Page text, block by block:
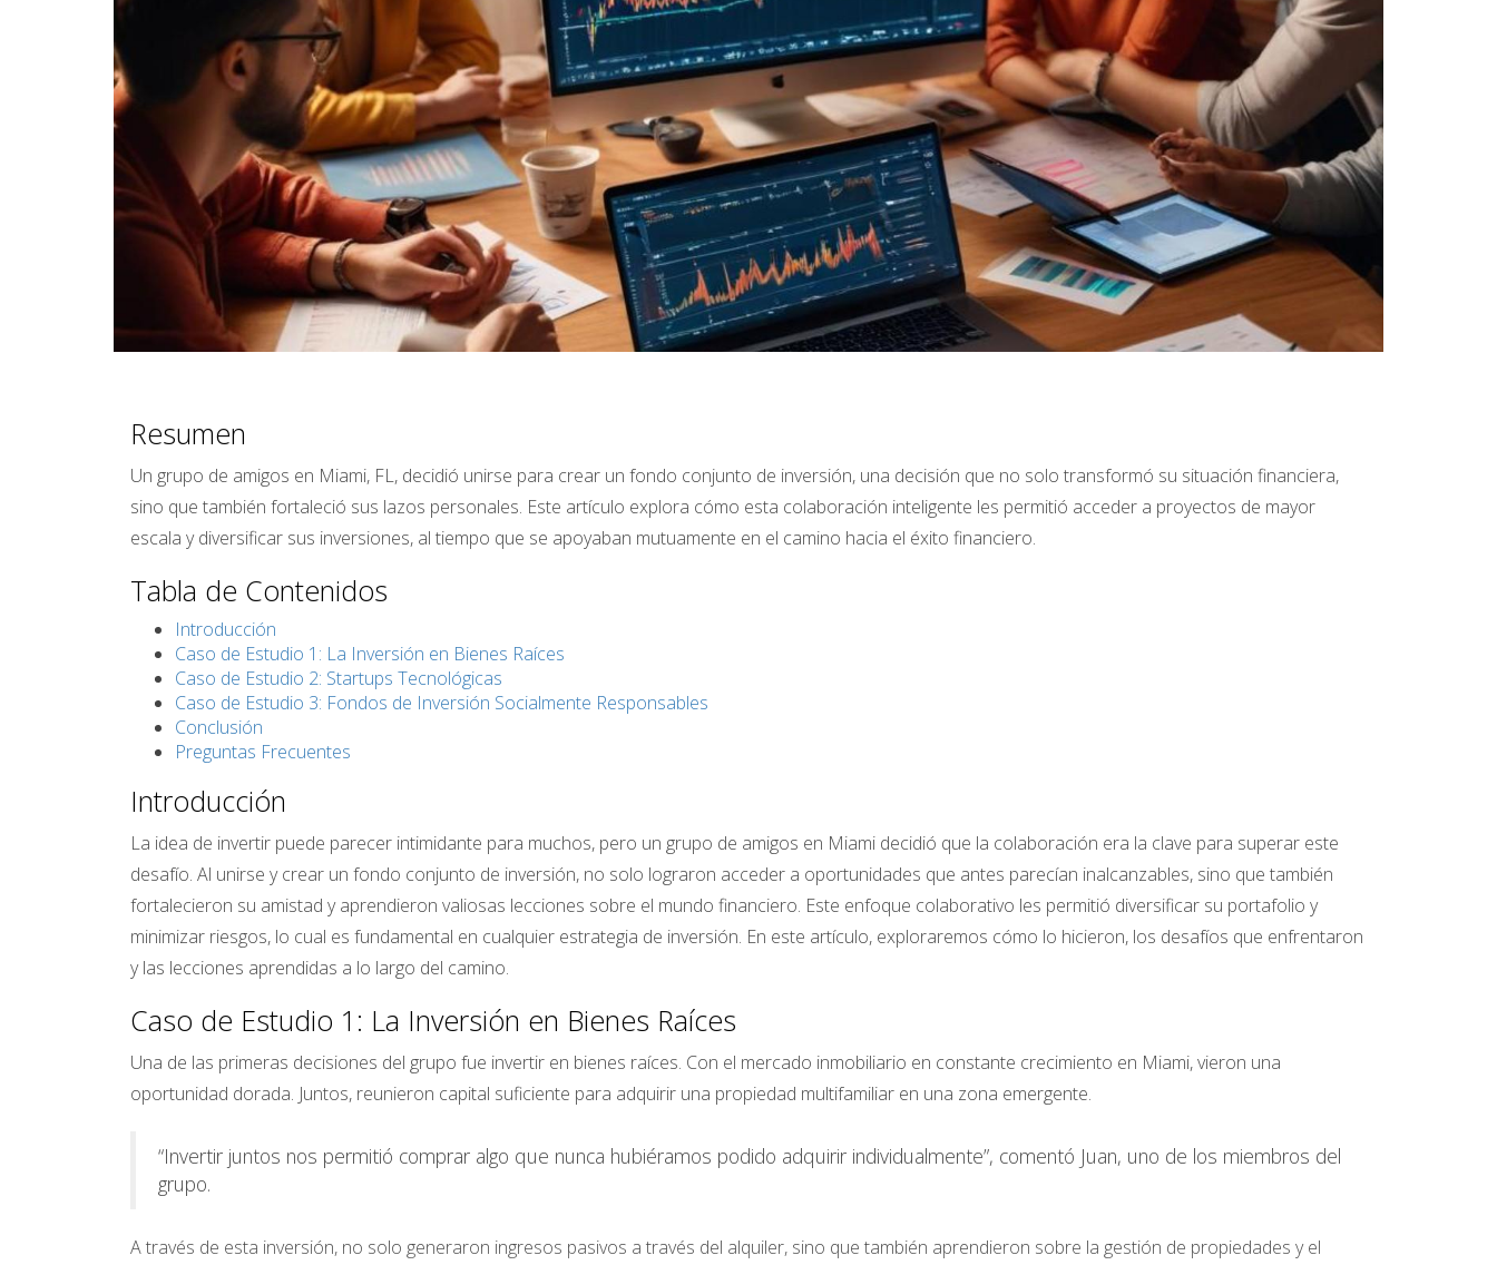
Resumen
Un grupo de amigos en Miami, FL, decidió unirse para crear un fondo conjunto de inversión, una decisión que no solo transformó su situación financiera,
sino que también fortaleció sus lazos personales. Este artículo explora cómo esta colaboración inteligente les permitió acceder a proyectos de mayor
escala y diversificar sus inversiones, al tiempo que se apoyaban mutuamente en el camino hacia el éxito financiero.
Tabla de Contenidos
Introducción
Caso de Estudio 1: La Inversión en Bienes Raíces
Caso de Estudio 2: Startups Tecnológicas
Caso de Estudio 3: Fondos de Inversión Socialmente Responsables
Conclusión
Preguntas Frecuentes
Introducción
La idea de invertir puede parecer intimidante para muchos, pero un grupo de amigos en Miami decidió que la colaboración era la clave para superar este
desafío. Al unirse y crear un fondo conjunto de inversión, no solo lograron acceder a oportunidades que antes parecían inalcanzables, sino que también
fortalecieron su amistad y aprendieron valiosas lecciones sobre el mundo financiero. Este enfoque colaborativo les permitió diversificar su portafolio y
minimizar riesgos, lo cual es fundamental en cualquier estrategia de inversión. En este artículo, exploraremos cómo lo hicieron, los desafíos que enfrentaron
y las lecciones aprendidas a lo largo del camino.
Caso de Estudio 1: La Inversión en Bienes Raíces
Una de las primeras decisiones del grupo fue invertir en bienes raíces. Con el mercado inmobiliario en constante crecimiento en Miami, vieron una
oportunidad dorada. Juntos, reunieron capital suficiente para adquirir una propiedad multifamiliar en una zona emergente.
“Invertir juntos nos permitió comprar algo que nunca hubiéramos podido adquirir individualmente”, comentó Juan, uno de los miembros del
grupo.
A través de esta inversión, no solo generaron ingresos pasivos a través del alquiler, sino que también aprendieron sobre la gestión de propiedades y el